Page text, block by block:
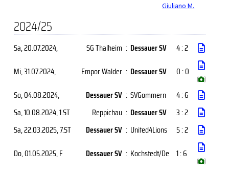
Giuliano M.
2024/25
Sa, 20.07.2024, SG Thalheim : Dessauer SV
4 : 2
Mi, 31.07.2024, Empor Walder : Dessauer SV 0 : 0
( )
So, 04.08.2024, Dessauer SV : SVGommern
4 : 6
Sa, 10.08.2024, 1.ST Reppichau : Dessauer SV
3 : 2
Sa, 22.03.2025, 7.ST Dessauer SV : United4Lions
5 : 2
Do, 01.05.2025, F Dessauer SV : Kochstedt/De 1 : 6
( )